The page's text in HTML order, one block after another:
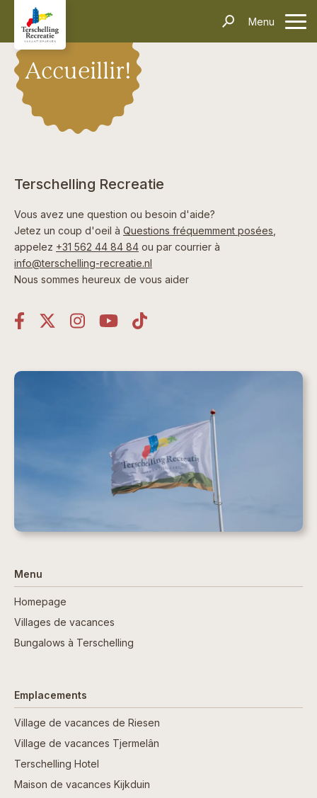
Menu
contacter
Hébergements
Informations
Événements
Contact
Rechercher et réserver
Accueillir!
Terschelling Recreatie
Vous avez une question ou besoin d'aide?
Jetez un coup d'oeil à Questions fréquemment posées
appelez +31 562 44 84 84 ou par courrier à
info@terschelling-recreatie.nl
Nous sommes heureux de vous aider
Menu
Homepage
Villages de vacances
Bungalows à Terschelling
Emplacements
Village de vacances de Riesen
Village de vacances Tjermelân
Terschelling Hotel
Maison de vacances Kijkduin